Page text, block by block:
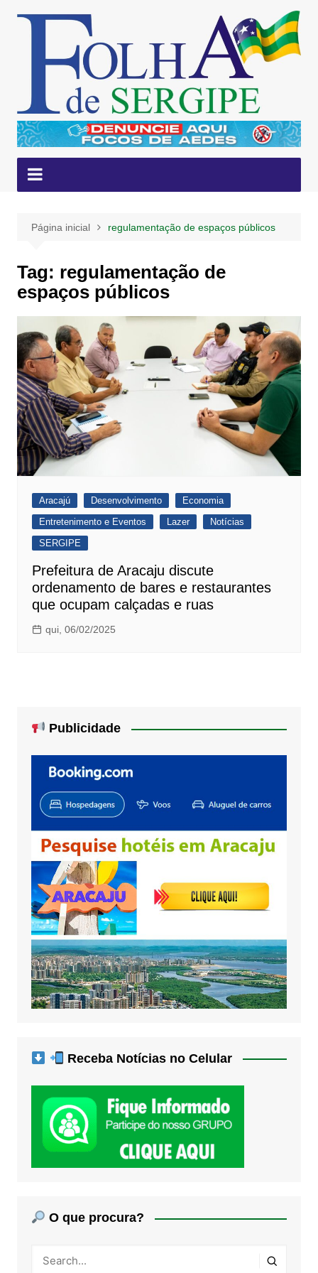
conteúdo
Página inicial regulamentação de espaços públicos
Tag: regulamentação de
espaços públicos
Aracajú Desenvolvimento
Economia
Entretenimento e Eventos
Lazer
Notícias
SERGIPE
Prefeitura de Aracaju discute
ordenamento de bares e restaurantes
que ocupam calçadas e ruas
qui, 06/02/2025
Publicidade
Receba Notícias no Celular
O que procura?